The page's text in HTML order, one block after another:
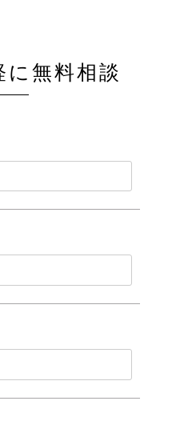
に無料相談